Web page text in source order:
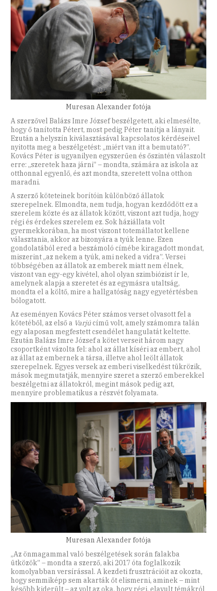
Muresan Alexander fotója
A szerzővel Balázs Imre József beszélgetett, aki elmesélte,
hogy ő tanította Pétert, most pedig Péter tanítja a lányait.
Ezután a helyszín kiválasztásával kapcsolatos kérdéseivel
nyitotta meg a beszélgetést: „miért van itt a bemutató?”.
Kovács Péter is ugyanilyen egyszerűen és őszintén válaszolt
erre: „szeretek haza járni” – mondta, számára az iskola az
otthonnal egyenlő, és azt mondta, szeretett volna otthon
maradni.
A szerző köteteinek borítóin különböző állatok
szerepelnek. Elmondta, nem tudja, hogyan kezdődött ez a
szerelem közte és az állatok között, viszont azt tudja, hogy
régi és érdekes szerelem ez. Sok háziállata volt
gyermekkorában, ha most viszont totemállatot kellene
választania, akkor az bizonyára a tyúk lenne. Ezen
gondolatából ered a beszámoló címébe kiragadott mondat,
miszerint „az nekem a tyúk, ami neked a vidra”. Versei
többségében az állatok az emberek miatt nem élnek,
viszont van egy-egy kivétel, ahol olyan szimbiózist ír le,
amelynek alapja a szeretet és az egymásra utaltság,
mondta el a költő, mire a hallgatóság nagy egyetértésben
bólogatott.
Az eseményen Kovács Péter számos verset olvasott fel a
kötetéből, az első a Varjúcímű volt, amely számomra talán
egy alaposan megfestett csendélet hangulatát keltette.
Ezután Balázs Imre József a kötet verseit három nagy
csoportként vázolta fel: ahol az állat kíséri az embert, ahol
az állat az embernek a társa, illetve ahol leölt állatok
szerepelnek. Egyes versek az emberi viselkedést tükrözik,
mások megmutatják, mennyire szeret a szerző emberekkel
beszélgetni az állatokról, megint mások pedig azt,
mennyire problematikus a részvét folyamata.
Muresan Alexander fotója
„Az önmagammal való beszélgetések során falakba
ütközök” – mondta a szerző, aki 2017 óta foglalkozik
komolyabban versírással. A kezdeti frusztrációit az okozta,
hogy semmiképp sem akarták őt elismerni, aminek – mint
később kiderült – az volt az oka, hogy régi, elavult témákról